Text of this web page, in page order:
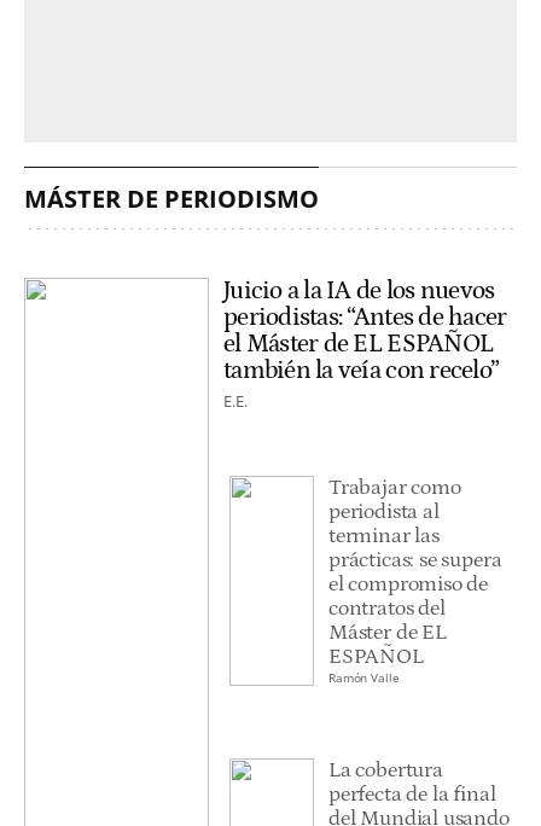
MÁSTER DE PERIODISMO
Juicio a la IA de los nuevos
periodistas: “Antes de hacer
el Máster de EL ESPAÑOL
también la veía con recelo”
E.E.
Trabajar como
periodista al
terminar las
prácticas: se supera
el compromiso de
contratos del
Máster de EL
ESPAÑOL
Ramón Valle
La cobertura
perfecta de la final
del Mundial usando